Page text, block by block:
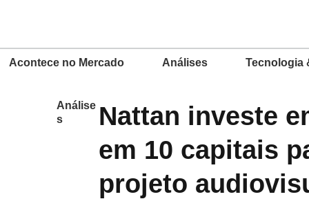
Acontece no Mercado Análises Tecnologia
Análise
s
Nattan investe
em 10 capitais
projeto